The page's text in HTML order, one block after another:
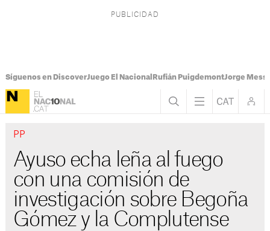
Síguenos en DiscoverJuego El Nacional Rufián PuigdemontJorge Messi
PP
Ayuso echa leña al fuego
con una comisión de
investigación sobre Begoña
Gómez y la Complutense